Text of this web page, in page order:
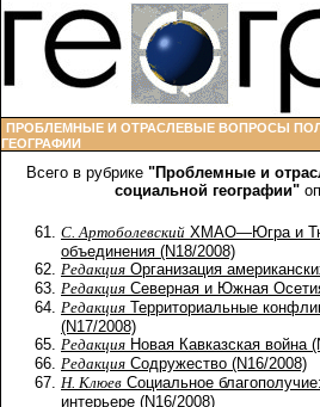
ПРОБЛЕМНЫЕ И ОТРАСЛЕВЫЕ ВОПРОСЫ
ГЕОГРАФИИ
Всего в рубрике "Проблемные и
социальной географии"
С. Артоболевский ХМАО—Югра и
объединения (N18/2008)
Редакция Организация
Редакция Северная и Южная
Редакция Территориальные
(N17/2008)
Редакция Новая Кавказская война
Редакция Содружество (N16/2008)
Н. Клюев Социальное
интерьере (N16/2008)